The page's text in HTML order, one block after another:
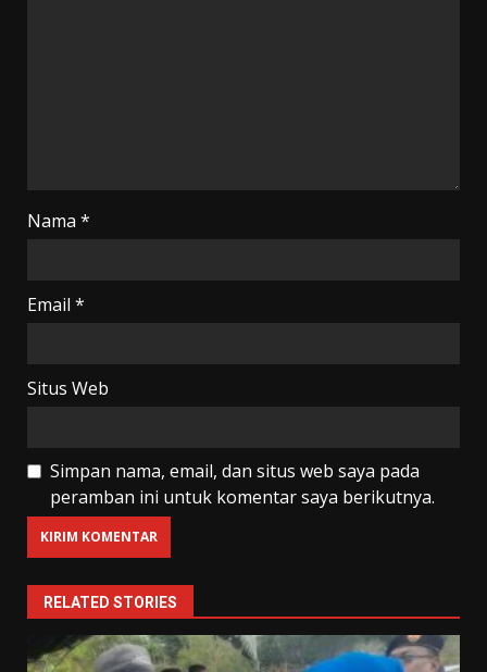
Nama *
Email *
Situs Web
Simpan nama, email, dan situs web saya pada
peramban ini untuk komentar saya berikutnya.
RELATED STORIES